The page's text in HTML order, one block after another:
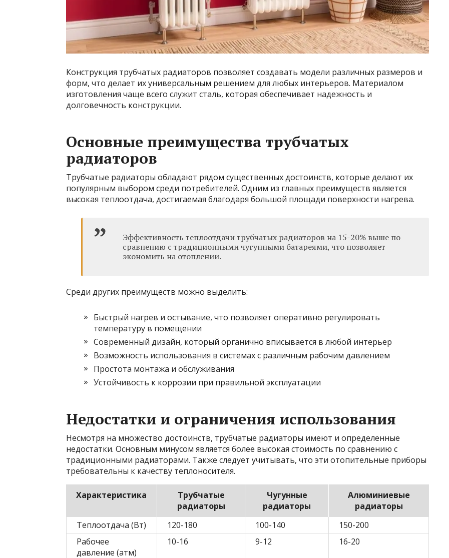
Конструкция трубчатых радиаторов позволяет создавать модели различных размеров и
форм, что делает их универсальным решением для любых интерьеров. Материалом
изготовления чаще всего служит сталь, которая обеспечивает надежность и
долговечность конструкции.
Основные преимущества трубчатых
радиаторов
Трубчатые радиаторы обладают рядом существенных достоинств, которые делают их
популярным выбором среди потребителей. Одним из главных преимуществ является
высокая теплоотдача, достигаемая благодаря большой площади поверхности нагрева.
Эффективность теплоотдачи трубчатых радиаторов на 15-20% выше по
сравнению с традиционными чугунными батареями, что позволяет
экономить на отоплении.
Среди других преимуществ можно выделить:
Быстрый нагрев и остывание, что позволяет оперативно регулировать
температуру в помещении
Современный дизайн, который органично вписывается в любой интерьер
Возможность использования в системах с различным рабочим давлением
Простота монтажа и обслуживания
Устойчивость к коррозии при правильной эксплуатации
Недостатки и ограничения использования
Несмотря на множество достоинств, трубчатые радиаторы имеют и определенные
недостатки. Основным минусом является более высокая стоимость по сравнению с
традиционными радиаторами. Также следует учитывать, что эти отопительные приборы
требовательны к качеству теплоносителя.
Характеристика
Трубчатые
радиаторы
Чугунные
радиаторы
Алюминиевые
радиаторы
Теплоотдача (Вт)
120-180 100-140
150-200
Рабочее
давление (атм)
10-16 9-12 16-20